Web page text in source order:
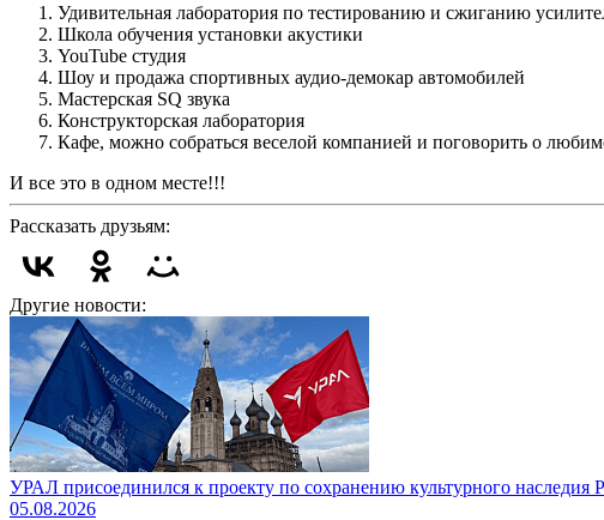
Удивительная лаборатория по тестированию и сжиганию
Школа обучения установки акустики
YouTube студия
Шоу и продажа спортивных аудио-демокар автомобилей
Мастерская SQ звука
Конструкторская лаборатория
Кафе, можно собраться веселой компанией и поговорить о
И все это в одном месте!!!
Рассказать друзьям:
Другие новости:
УРАЛ присоединился к проекту по сохранению культурного наследия
05.08.2026